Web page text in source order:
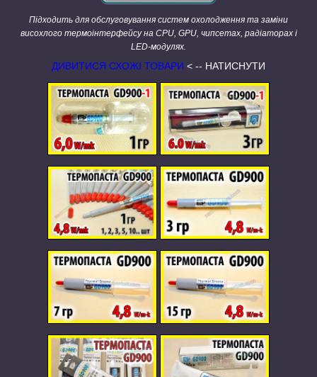
Підходить для обслуговування систем охолодження та заміни
висохлого термоінтерфейсу на CPU, GPU, чипсетах, радіаторах і
LED-модулях.
ДИВИТИСЯ СХОЖІ ТОВАРИ < -- НАТИСНУТИ